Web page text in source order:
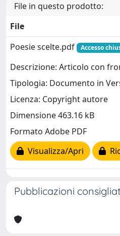
File in questo prodotto:
File
Poesie scelte.pdf
Accesso
Descrizione: Articolo con
Tipologia: Documento in
Licenza: Copyright autore
Dimensione 463.16 kB
Formato Adobe PDF
Visualizza/Apri
Pubblicazioni